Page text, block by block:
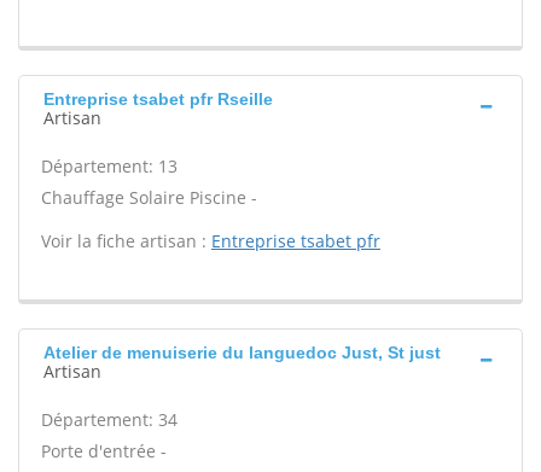
Entreprise tsabet pfr Rseille
Artisan
Département: 13
Chauffage Solaire Piscine -
Voir la fiche artisan : Entreprise tsabet pfr
Atelier de menuiserie du languedoc Just, St just
Artisan
Département: 34
Porte d'entrée -